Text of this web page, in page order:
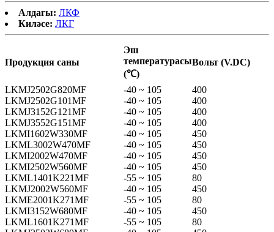
Алдагы: ЛКФ
Киләсе: ЛКГ
Продукция саны
Эш
температурасы
(℃)
Вольт (V.DC)
LKMJ2502G820MF -40 ~ 105
400
LKMJ2502G101MF
-40 ~ 105
400
LKMJ3152G121MF
-40 ~ 105
400
LKMJ3552G151MF
-40 ~ 105
400
LKMI1602W330MF
-40 ~ 105
450
LKML3002W470MF
-40 ~ 105
450
LKMI2002W470MF
-40 ~ 105
450
LKMI2502W560MF
-40 ~ 105
450
LKML1401K221MF
-55 ~ 105
80
LKMJ2002W560MF
-40 ~ 105
450
LKME2001K271MF
-55 ~ 105
80
LKMI3152W680MF
-40 ~ 105
450
LKML1601K271MF
-55 ~ 105
80